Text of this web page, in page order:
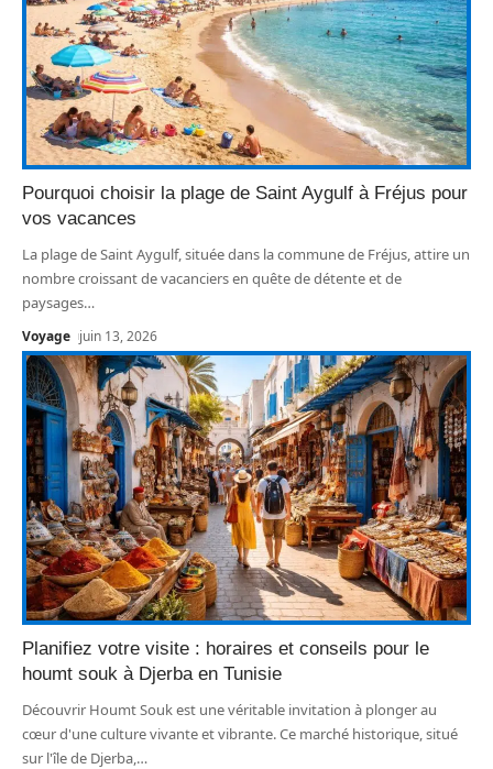
Pourquoi choisir la plage de Saint Aygulf à Fréjus pour
vos vacances
La plage de Saint Aygulf, située dans la commune de Fréjus, attire un
nombre croissant de vacanciers en quête de détente et de
paysages…
Voyage juin 13, 2026
Planifiez votre visite : horaires et conseils pour le
houmt souk à Djerba en Tunisie
Découvrir Houmt Souk est une véritable invitation à plonger au
cœur d'une culture vivante et vibrante. Ce marché historique, situé
sur l'île de Djerba,…